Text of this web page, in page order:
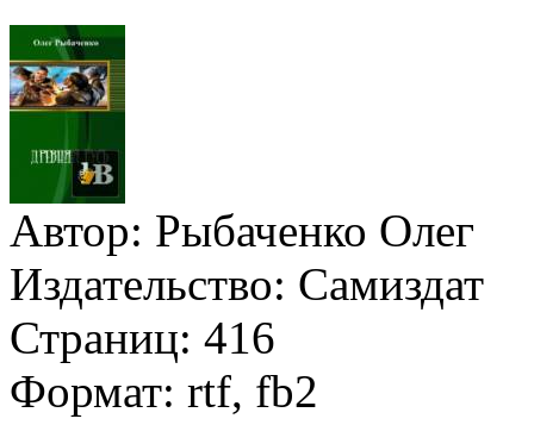
Автор: Рыбаченко Олег
Издательство: Самиздат
Страниц: 416
Формат: rtf, fb2